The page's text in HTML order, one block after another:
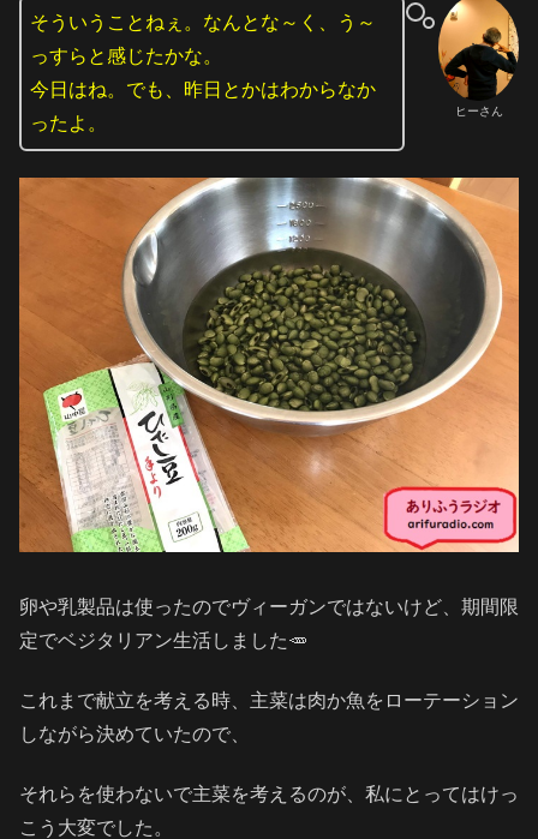
ヒーさん
そういうことねぇ。なんとな～く、う～
っすらと感じたかな。
今日はね。でも、昨日とかはわからなか
ったよ。
卵や乳製品は使ったのでヴィーガンではないけど、期間限
定でベジタリアン生活しました🥕
これまで献立を考える時、主菜は肉か魚をローテーション
しながら決めていたので、
それらを使わないで主菜を考えるのが、私にとってはけっ
こう大変でした。